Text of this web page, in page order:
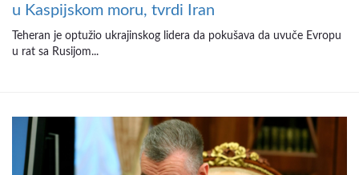
u Kaspijskom moru, tvrdi Iran
Teheran je optužio ukrajinskog lidera da pokušava da uvuče Evropu
u rat sa Rusijom...